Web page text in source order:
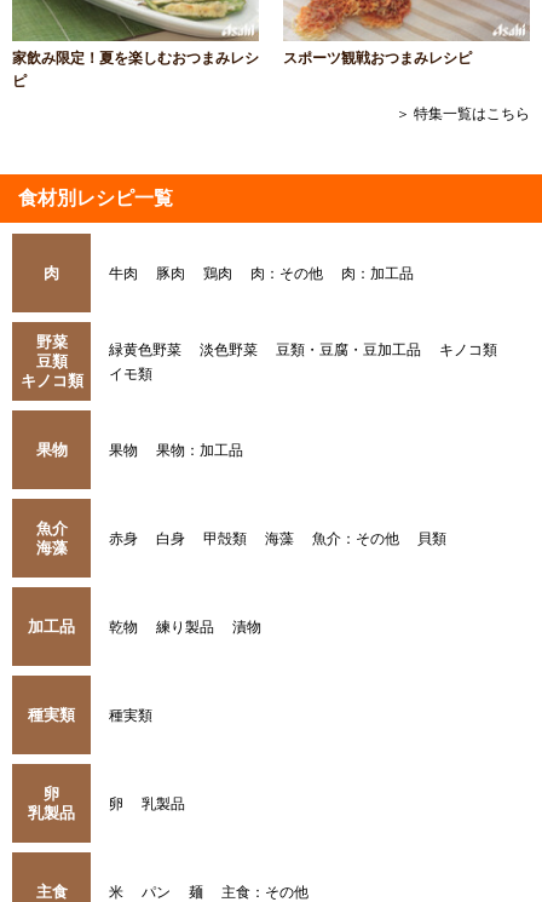
家飲み限定！夏を楽しむおつまみレシ
ピ
スポーツ観戦おつまみレシピ
＞ 特集一覧はこちら
食材別レシピ一覧
肉 牛肉 豚肉 鶏肉 肉：その他 肉：加工品
野菜
豆類
キノコ類
緑黄色野菜 淡色野菜 豆類・豆腐・豆加工品
キノコ類
イモ類
果物 果物 果物：加工品
魚介
海藻
赤身 白身 甲殻類 海藻 魚介：その他 貝類
加工品 乾物 練り製品 漬物
種実類 種実類
卵
乳製品
卵 乳製品
主食 米 パン 麺 主食：その他